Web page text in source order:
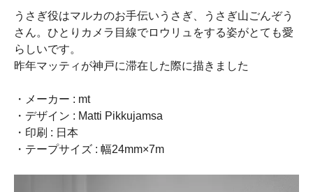
うさぎ役はマルカのお手伝いうさぎ、うさぎ山ごんぞう
さん。ひとりカメラ目線でロウリュをする姿がとても愛
らしいです。
昨年マッティが神戸に滞在した際に描きました
・メーカー : mt
・デザイン : Matti Pikkujamsa
・印刷 : 日本
・テープサイズ : 幅24mm×7m